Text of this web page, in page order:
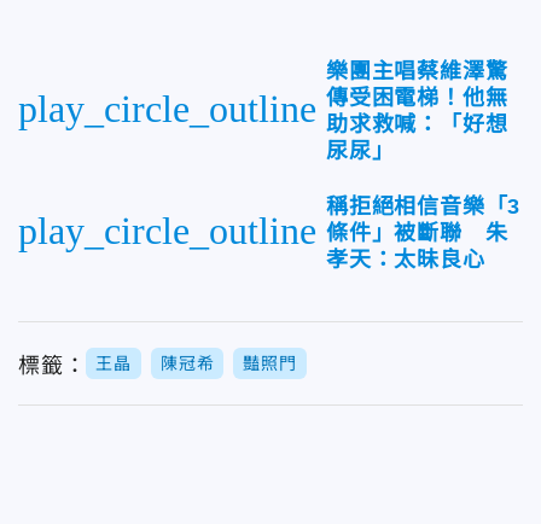
play_circle_outline
樂團主唱蔡維澤驚
傳受困電梯！他無
助求救喊：「好想
尿尿」
play_circle_outline
稱拒絕相信音樂「3
條件」被斷聯 朱
孝天：太昧良心
標籤： 王晶 陳冠希 豔照門